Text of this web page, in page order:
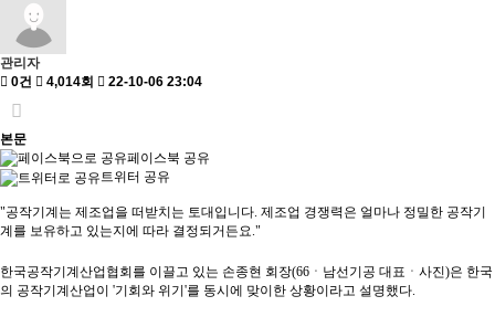
관리자
0건
4,014회 22-10-06 23:04
본문
페이스북 공유
트위터 공유
"공작기계는 제조업을 떠받치는 토대입니다. 제조업 경쟁력은 얼마나 정밀한 공작기
계를 보유하고 있는지에 따라 결정되거든요."
한국공작기계산업협회를 이끌고 있는 손종현 회장(66ㆍ남선기공 대표ㆍ사진)은 한국
의 공작기계산업이 '기회와 위기'를 동시에 맞이한 상황이라고 설명했다.